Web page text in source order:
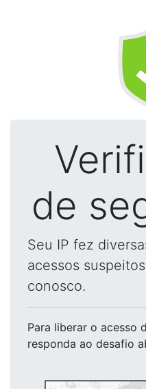
de
Seu IP fez
acessos
conosco.
Para liberar o acesso
responda ao desafio